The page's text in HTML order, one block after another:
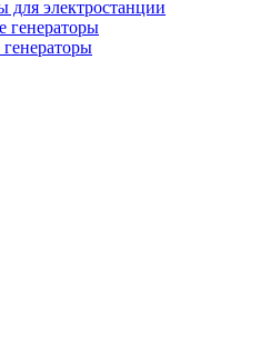
для электростанции
генераторы